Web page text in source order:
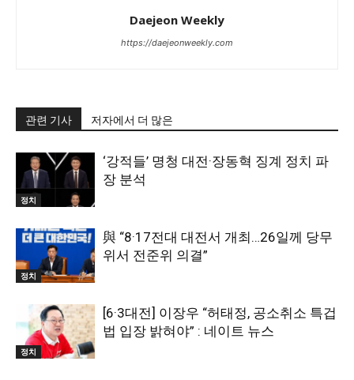
Daejeon Weekly
https://daejeonweekly.com
관련 기사 저자에서 더 많은
정치
‘강적들’ 명청 대전·장동혁 징계 정치 파
장 분석
정치
與 “8·17전대 대전서 개최…26일께 당무
위서 전준위 의결”
정치
[6·3대전] 이장우 “허태정, 공소취소 특겁
법 입장 밝혀야” : 네이트 뉴스